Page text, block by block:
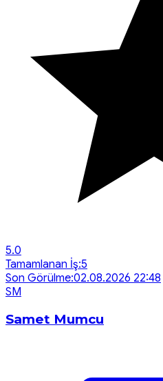
5.0
Tamamlanan İş:5
Son Görülme:02.08.2026 22:48
SM
Samet Mumcu